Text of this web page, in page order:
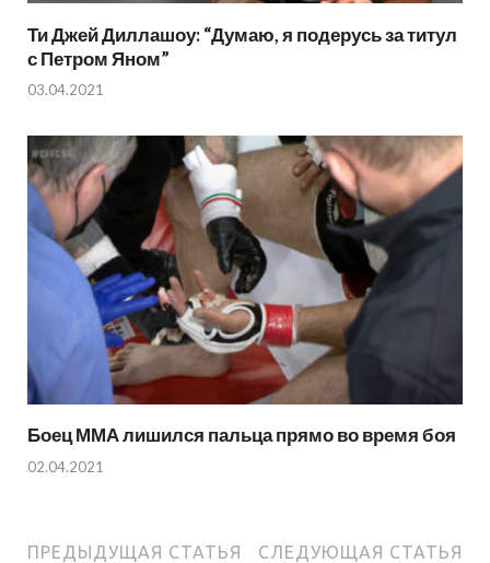
Ти Джей Диллашоу: “Думаю, я подерусь за титул
с Петром Яном”
03.04.2021
Боец ММА лишился пальца прямо во время боя
02.04.2021
ПРЕДЫДУЩАЯ СТАТЬЯ СЛЕДУЮЩАЯ СТАТЬЯ